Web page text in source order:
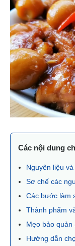
Các nội dung
Nguyên liệu
Sơ chế các
Các bước làm
Thành phẩm
Mẹo bảo
Hướng dẫn